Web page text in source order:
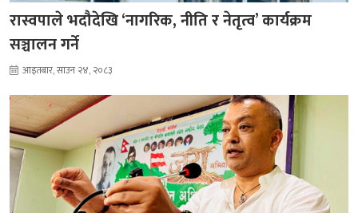
रास्वपाले भदौदेखि ‘नागरिक, नीति र नेतृत्व’ कार्यक्रम
सञ्चालन गर्ने
आइतबार, साउन २४, २०८३